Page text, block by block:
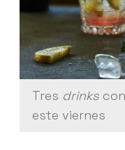
Tres drinks
este viernes